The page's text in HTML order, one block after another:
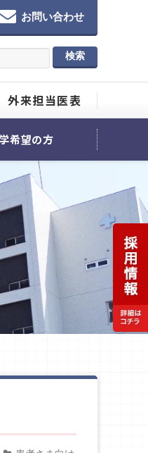
お問い合わせ
外来担当医表
希望の方